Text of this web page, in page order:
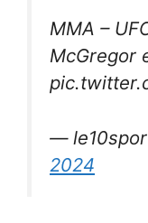
MMA –
McGregor
—
2024